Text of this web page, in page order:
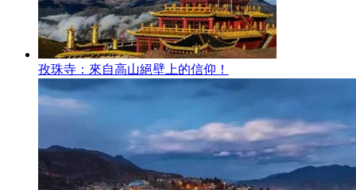
孜珠寺：來自高山絕壁上的信仰！